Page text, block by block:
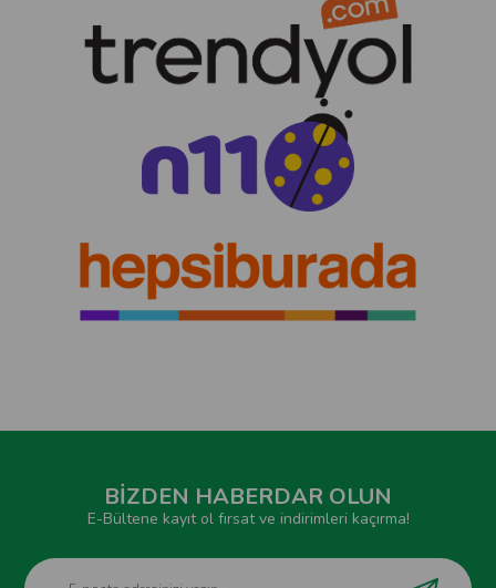
BİZDEN HABERDAR OLUN
E-Bültene kayıt ol fırsat ve indirimleri kaçırma!